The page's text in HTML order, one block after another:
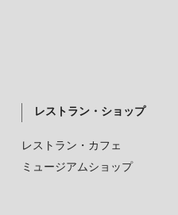
レストラン・ショップ
レストラン・カフェ
ミュージアムショップ